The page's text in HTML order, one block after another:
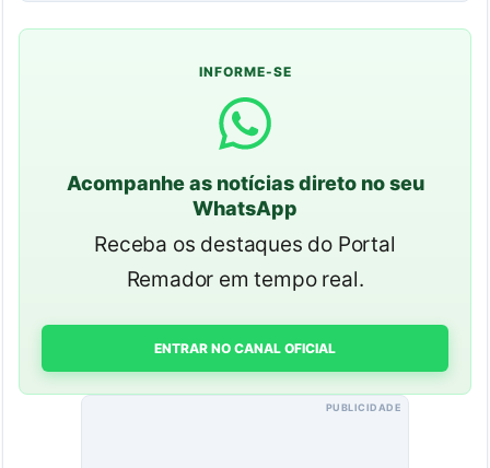
INFORME-SE
Acompanhe as notícias direto no seu
WhatsApp
Receba os destaques do Portal
Remador em tempo real.
ENTRAR NO CANAL OFICIAL
PUBLICIDADE